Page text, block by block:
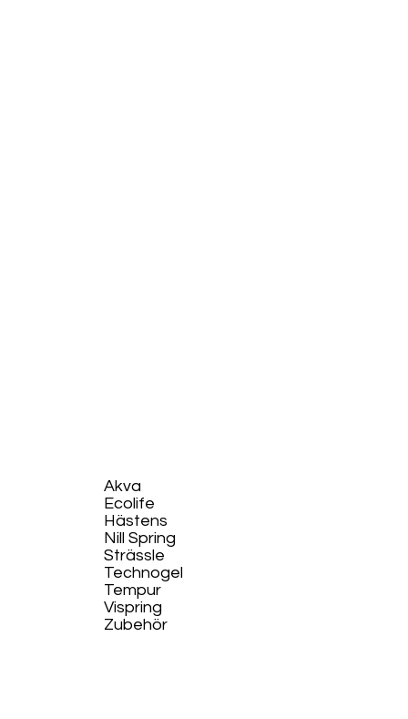
Akva
Ecolife​
Hästens
Nill Spring
Strässle
Technogel
Tempur
Vispring
Zubehör